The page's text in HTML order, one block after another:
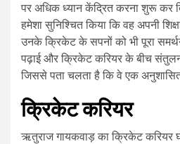
पर अधिक ध्यान केंद्रित करना शुरू कर
हमेशा सुनिश्चित किया कि वह अपनी
उनके क्रिकेट के सपनों को भी पूरा
पढ़ाई और क्रिकेट करियर के बीच
जिससे पता चलता है कि वे एक अनुशासित
क्रिकेट करियर
ऋतुराज गायकवाड़ का क्रिकेट करियर